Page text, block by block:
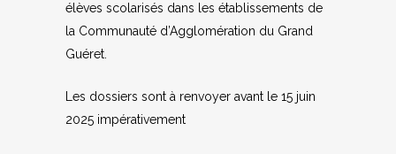
élèves scolarisés dans les établissements de
la Communauté d’Agglomération du Grand
Guéret.
Les dossiers sont à renvoyer avant le 15 juin
2025 impérativement